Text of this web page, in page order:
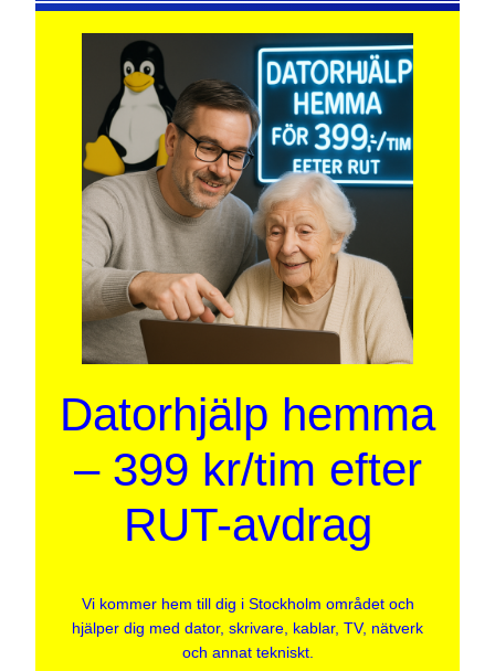
Datorhjälp hemma
– 399 kr/tim efter
RUT-avdrag
Vi kommer hem till dig i Stockholm området och
hjälper dig med dator, skrivare, kablar, TV, nätverk
och annat tekniskt.